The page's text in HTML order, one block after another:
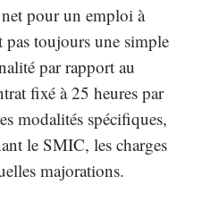
pour un emploi à
pas toujours une simple
par rapport au
fixé à 25 heures par
modalités spécifiques,
le SMIC, les charges
majorations.